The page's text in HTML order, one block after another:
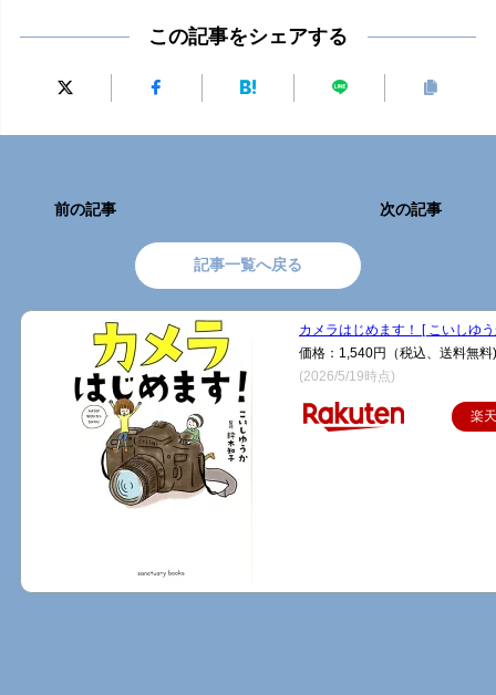
この記事をシェアする
前の記事
記事一覧へ戻る
次の記事
カメラはじめます！ [ こいしゆ
価格：1,540円（税込、送料無料)
(2026/5/19時点)
楽